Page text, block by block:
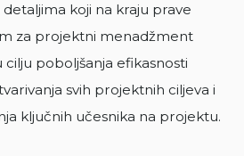
koji na kraju prave
za projektni menadžment
poboljšanja efikasnosti
svih projektnih ciljeva i
ključnih učesnika na projektu.